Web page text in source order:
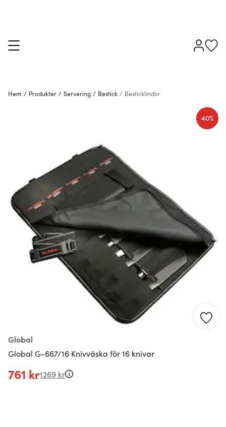
Hem / Produkter / Servering / Bestick / Besticklindor
Global
Global G-667/16 Knivväska för 16 knivar
40%
761 kr1269 kr